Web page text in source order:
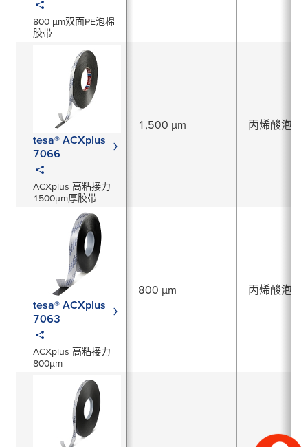
800 µm双面PE泡棉
胶带
tesa® ACXplus
7066
ACXplus 高粘接力
1500µm厚胶带
1,500 µm 丙烯酸泡棉
tesa® ACXplus
7063
ACXplus 高粘接力
800µm
800 µm 丙烯酸泡棉